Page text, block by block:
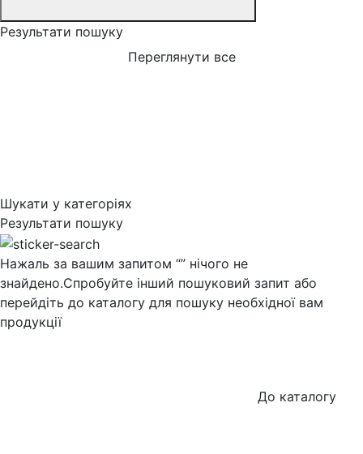
Результати пошуку
Переглянути все
Шукати у категоріях
Результати пошуку
Нажаль за вашим запитом “” нічого не
знайдено.Спробуйте інший пошуковий запит або
перейдіть до каталогу для пошуку необхідної вам
продукції
До каталогу